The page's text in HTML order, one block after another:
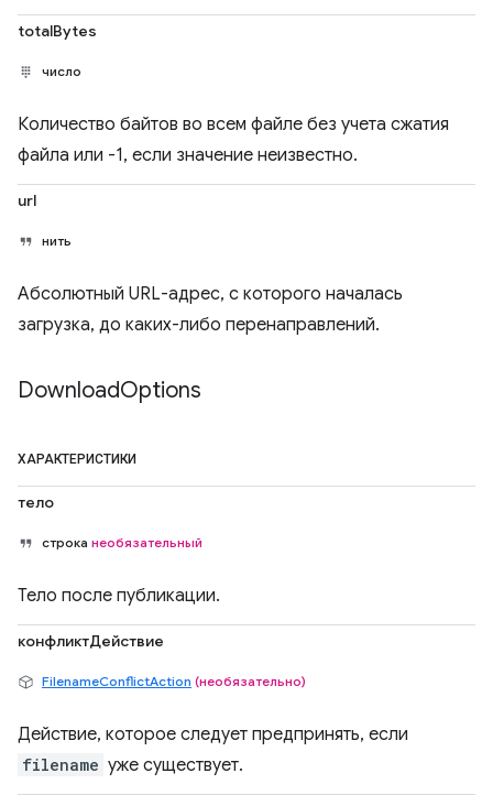
totalBytes
число
Количество байтов во всем файле без учета сжатия
файла или -1, если значение неизвестно.
url
нить
Абсолютный URL-адрес, с которого началась
загрузка, до каких-либо перенаправлений.
DownloadOptions
ХАРАКТЕРИСТИКИ
тело
строка необязательный
Тело после публикации.
конфликтДействие
FilenameConflictAction (необязательно)
Действие, которое следует предпринять, если
filename уже существует.